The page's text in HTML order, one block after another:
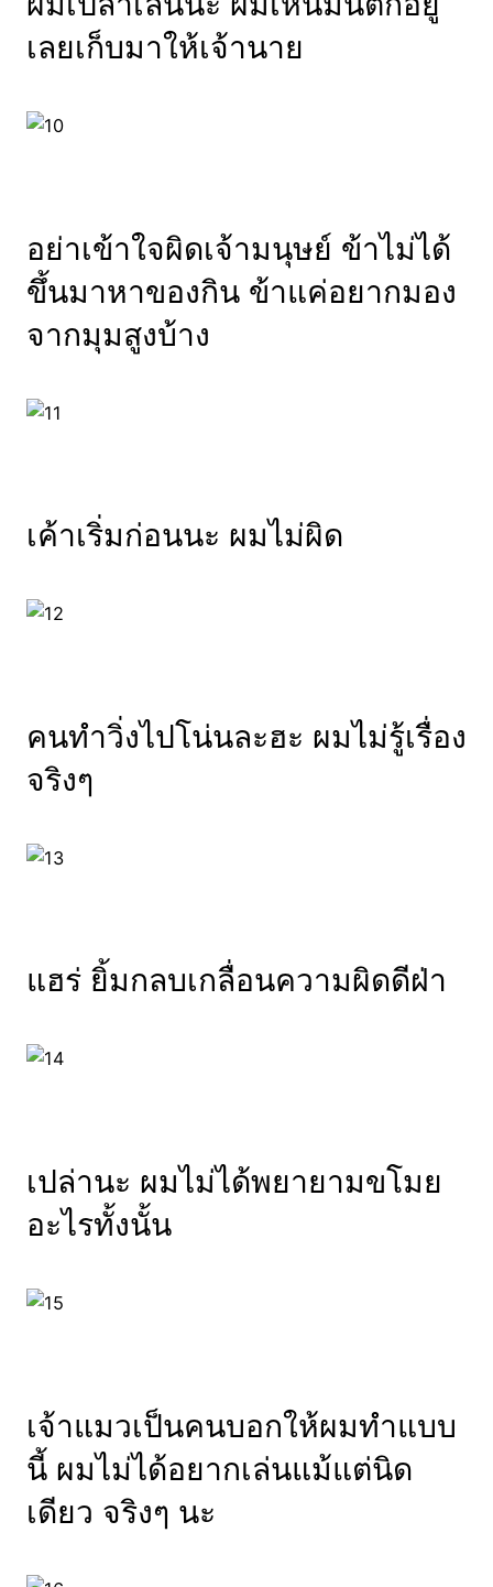
เลยเก็บมาให้เจ้านาย
อย่าเข้าใจผิดเจ้ามนุษย์ ข้าไม่ได้
ขึ้นมาหาของกิน ข้าแค่อยากมอง
จากมุมสูงบ้าง
เค้าเริ่มก่อนนะ ผมไม่ผิด
คนทำวิ่งไปโน่นละฮะ ผมไม่รู้เรื่อง
จริงๆ
แฮร่ ยิ้มกลบเกลื่อนความผิดดีฝ่า
เปล่านะ ผมไม่ได้พยายามขโมย
อะไรทั้งนั้น
เจ้าแมวเป็นคนบอกให้ผมทำแบบ
นี้ ผมไม่ได้อยากเล่นแม้แต่นิด
เดียว จริงๆ นะ